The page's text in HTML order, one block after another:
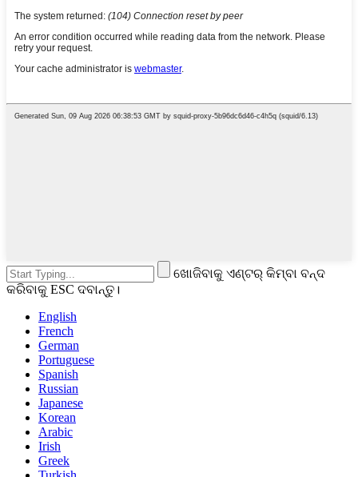
ଖୋଜିବାକୁ ଏଣ୍ଟର୍ କିମ୍ବା ବନ୍ଦ
କରିବାକୁ ESC ଦବାନ୍ତୁ।
English
French
German
Portuguese
Spanish
Russian
Japanese
Korean
Arabic
Irish
Greek